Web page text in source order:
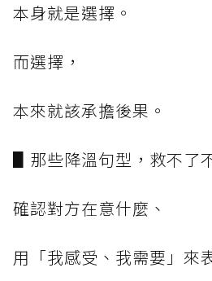
本身就是選擇。
而選擇，
本來就該承擔後果。
▋那些降溫句型，救不了
確認對方在意什麼、
用「我感受、我需要」來